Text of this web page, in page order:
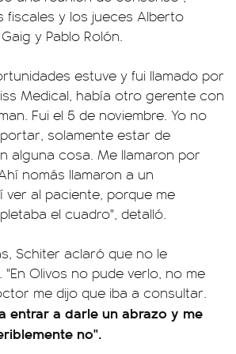
fiscales y los jueces Alberto
y Pablo Rolón.
estuve y fui llamado por
Medical, había otro gerente con
Fui el 5 de noviembre. Yo no
solamente estar de
alguna cosa. Me llamaron por
nomás llamaron a un
al paciente, porque me
el cuadro", detalló.
Schiter aclaró que no le
Olivos no pude verlo, no me
me dijo que iba a consultar.
entrar a darle un abrazo y me
no".